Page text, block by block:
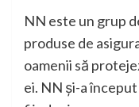
NN este un grup
produse de
oamenii să
ei. NN și-a